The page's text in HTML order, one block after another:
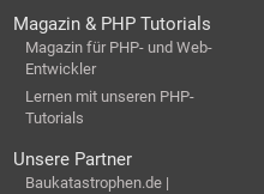
Magazin & PHP Tutorials
Magazin für PHP- und Web-
Entwickler
Lernen mit unseren PHP-
Tutorials
Unsere Partner
Baukatastrophen.de |